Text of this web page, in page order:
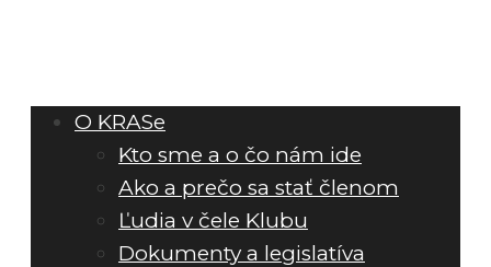
O KRASe
Kto sme a o čo nám ide
Ako a prečo sa stať členom
Ľudia v čele Klubu
Dokumenty a legislatíva